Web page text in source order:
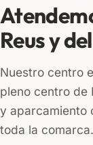
Reus y
Nuestro centro
pleno centro de
y aparcamiento
toda la comarca.